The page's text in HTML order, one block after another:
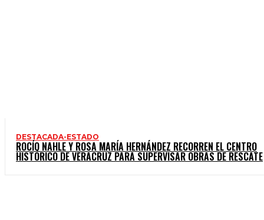
DESTACADA-ESTADO
ROCÍO NAHLE Y ROSA MARÍA HERNÁNDEZ RECORREN EL CENTRO
HISTÓRICO DE VERACRUZ PARA SUPERVISAR OBRAS DE RESCATE